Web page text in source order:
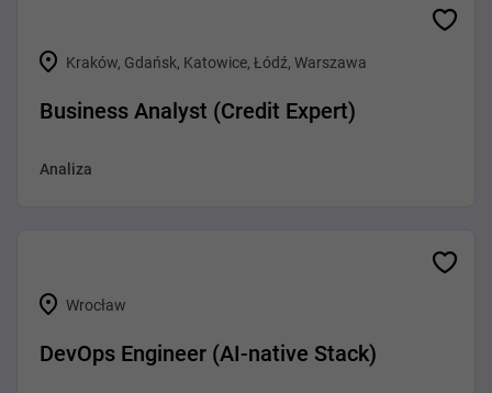
Kraków, Gdańsk, Katowice, Łódź, Warszawa
Business Analyst (Credit Expert)
Analiza
Wrocław
DevOps Engineer (AI-native Stack)